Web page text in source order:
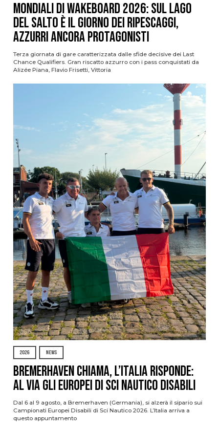
Mondiali di Wakeboard 2026: sul Lago
del Salto è il giorno dei ripescaggi,
azzurri ancora protagonisti
Terza giornata di gare caratterizzata dalle sfide decisive dei Last
Chance Qualifiers. Gran riscatto azzurro con i pass conquistati da
Alizée Piana, Flavio Frisetti, Vittoria
2026 NEWS
Bremerhaven chiama, l’Italia risponde:
al via gli Europei di Sci Nautico Disabili
Dal 6 al 9 agosto, a Bremerhaven (Germania), si alzerà il sipario sui
Campionati Europei Disabili di Sci Nautico 2026. L’Italia arriva a
questo appuntamento